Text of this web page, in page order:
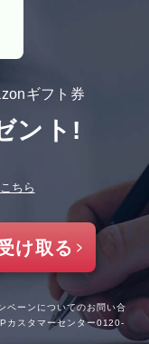
ギフト券
ント!
ちら
け取る
ペーンについてのお問い合
カスタマーセンター0120-